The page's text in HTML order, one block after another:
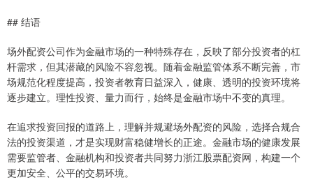
## 结语
场外配资公司作为金融市场的一种特殊存在，反映了部分投资者的杠
杆需求，但其潜藏的风险不容忽视。随着金融监管体系不断完善，市
场规范化程度提高，投资者教育日益深入，健康、透明的投资环境将
逐步建立。理性投资、量力而行，始终是金融市场中不变的真理。
在追求投资回报的道路上，理解并规避场外配资的风险，选择合规合
法的投资渠道，才是实现财富稳健增长的正途。金融市场的健康发展
需要监管者、金融机构和投资者共同努力浙江股票配资网，构建一个
更加安全、公平的交易环境。